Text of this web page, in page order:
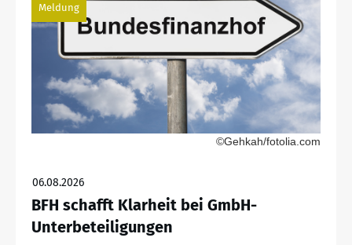
Meldung
©Gehkah/fotolia.com
06.08.2026
BFH schafft Klarheit bei GmbH-
Unterbeteiligungen